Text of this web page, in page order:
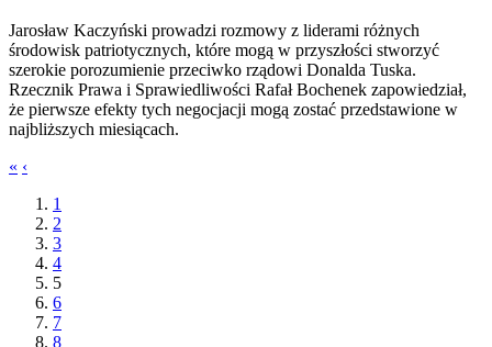
Jarosław Kaczyński prowadzi rozmowy z liderami różnych
środowisk patriotycznych, które mogą w przyszłości stworzyć
szerokie porozumienie przeciwko rządowi Donalda Tuska.
Rzecznik Prawa i Sprawiedliwości Rafał Bochenek zapowiedział,
że pierwsze efekty tych negocjacji mogą zostać przedstawione w
najbliższych miesiącach.
« ‹
1
2
3
4
5
6
7
8